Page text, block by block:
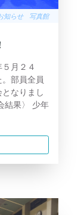
知らせ 写真館
月２４
。部員全員
なりまし
結果〉 少年